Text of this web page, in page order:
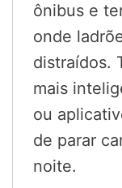
ônibus e
onde
distraídos.
mais
ou
de parar
noite.